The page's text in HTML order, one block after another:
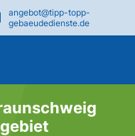
angebot@tipp-topp-
gebaeudedienste.de